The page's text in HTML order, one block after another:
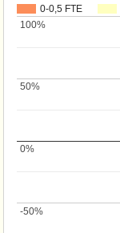
0-0,5 FTE
-50%
-50%
0%
0%
50%
50%
100%
100%